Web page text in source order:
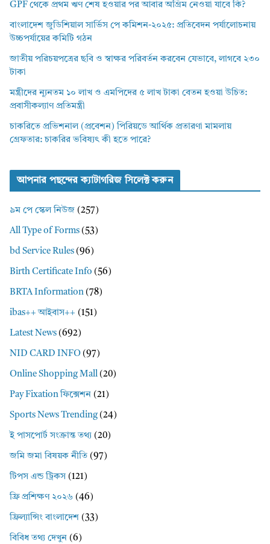
GPF থেকে প্রথম ঋণ শেষ হওয়ার পর আবার অগ্রিম নেওয়া যাবে কি?
বাংলাদেশ জুডিশিয়াল সার্ভিস পে কমিশন-২০২৫: প্রতিবেদন পর্যালোচনায়
উচ্চপর্যায়ের কমিটি গঠন
জাতীয় পরিচয়পত্রের ছবি ও স্বাক্ষর পরিবর্তন করবেন যেভাবে, লাগবে ২৩০
টাকা
মন্ত্রীদের ন্যূনতম ১০ লাখ ও এমপিদের ৫ লাখ টাকা বেতন হওয়া উচিত:
প্রবাসীকল্যাণ প্রতিমন্ত্রী
চাকরিতে প্রভিশনাল (প্রবেশন) পিরিয়ডে আর্থিক প্রতারণা মামলায়
গ্রেফতার: চাকরির ভবিষ্যৎ কী হতে পারে?
আপনার পছন্দের ক্যাটাগরিজ সিলেক্ট করুন
৯ম পে স্কেল নিউজ (257)
All Type of Forms (53)
bd Service Rules (96)
Birth Certificate Info (56)
BRTA Information (78)
ibas++ আইবাস++ (151)
Latest News (692)
NID CARD INFO (97)
Online Shopping Mall (20)
Pay Fixation ফিক্সেশন (21)
Sports News Trending(24)
ই পাসপোর্ট সংক্রান্ত তথ্য (20)
জমি জমা বিষয়ক নীতি (97)
টিপস এন্ড ট্রিকস (121)
ফ্রি প্রশিক্ষণ ২০২৬ (46)
ফ্রিল্যান্সিং বাংলাদেশ (33)
বিবিধ তথ্য দেখুন (6)